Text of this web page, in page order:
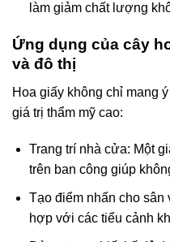
làm giảm chất lượng
Ứng dụng của cây
và đô thị
Hoa giấy không chỉ mang
giá trị thẩm mỹ cao:
Trang trí nhà cửa: Một
trên ban công giúp
Tạo điểm nhấn cho
hợp với các tiểu cảnh